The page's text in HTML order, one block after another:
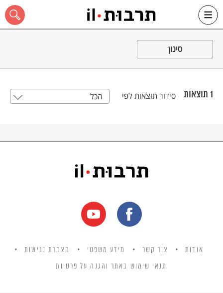
כל האתר
סינון
1 תוצאות סידור תוצאות לפי הכל
אודות צור קשר מידע משפטי הצהרת נגישות
תנאי שימוש באתר והגנה על פרטיות